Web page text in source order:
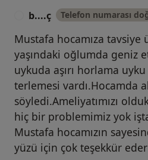
b....ç Telefon numarası
Mustafa hocamıza tavsiye
yaşındaki oğlumda geniz
uykuda aşırı horlama uyku
terlemesi vardı.Hocamda
söyledi.Ameliyatımızı
hiç bir problemimiz yok
Mustafa hocamızın
yüzü için çok teşekkür